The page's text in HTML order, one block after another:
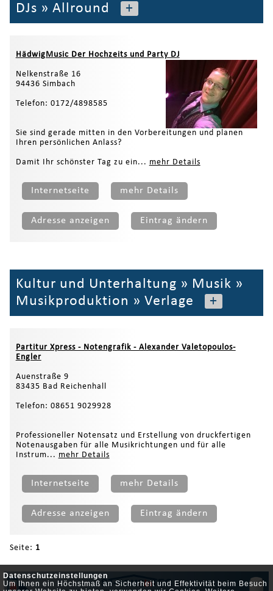
Datenschutzeinstellungen
Um Ihnen ein Höchstmaß an Sicherheit und Effektivität beim Besuch
DJs » Allround +
HädwigMusic Der Hochzeits und Party DJ
Nelkenstraße 16
94436 Simbach
Telefon: 0172/4898585
Sie sind gerade mitten in den Vorbereitungen und planen
Ihren persönlichen Anlass?
Damit Ihr schönster Tag zu ein... mehr Details
Internetseite mehr Details
Adresse anzeigen Eintrag ändern
Kultur und Unterhaltung » Musik »
Musikproduktion » Verlage +
Partitur Xpress - Notengrafik - Alexander Valetopoulos-
Engler
Auenstraße 9
83435 Bad Reichenhall
Telefon: 08651 9029928
Professioneller Notensatz und Erstellung von druckfertigen
Notenausgaben für alle Musikrichtungen und für alle
Instrum... mehr Details
Internetseite mehr Details
Adresse anzeigen Eintrag ändern
Seite: 1